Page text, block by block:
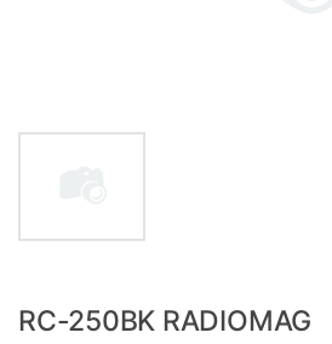
RC-250BK RADIOMAG